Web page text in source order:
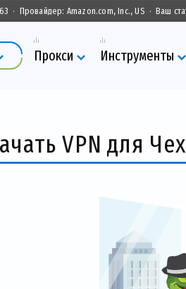
· Провайдер: Amazon.com, Inc., US · Ваш
Прокси Инструменты
VPN для